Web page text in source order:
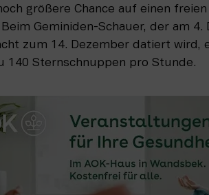
größere Chance auf einen
Geminiden-Schauer, der am
zum 14. Dezember datiert wird,
140 Sternschnuppen pro Stunde.